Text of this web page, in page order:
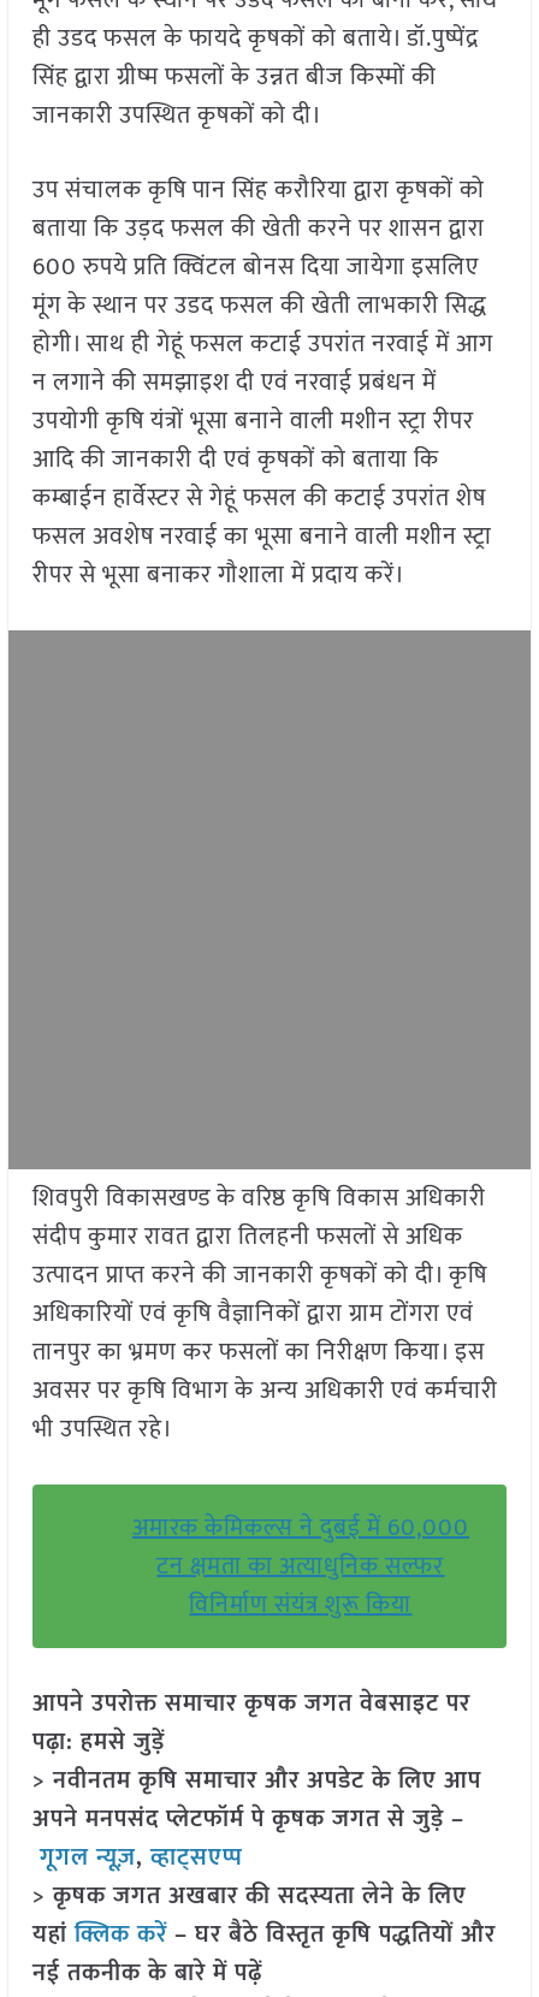
ही उडद फसल के फायदे कृषकों को बताये। डॉ.पुष्पेंद्र
सिंह द्वारा ग्रीष्म फसलों के उन्नत बीज किस्मों की
जानकारी उपस्थित कृषकों को दी।
उप संचालक कृषि पान सिंह करौरिया द्वारा कृषकों को
बताया कि उड़द फसल की खेती करने पर शासन द्वारा
600 रुपये प्रति क्विंटल बोनस दिया जायेगा इसलिए
मूंग के स्थान पर उडद फसल की खेती लाभकारी सिद्ध
होगी। साथ ही गेहूं फसल कटाई उपरांत नरवाई में आग
न लगाने की समझाइश दी एवं नरवाई प्रबंधन में
उपयोगी कृषि यंत्रों भूसा बनाने वाली मशीन स्ट्रा रीपर
आदि की जानकारी दी एवं कृषकों को बताया कि
कम्बाईन हार्वेस्टर से गेहूं फसल की कटाई उपरांत शेष
फसल अवशेष नरवाई का भूसा बनाने वाली मशीन स्ट्रा
रीपर से भूसा बनाकर गौशाला में प्रदाय करें।
शिवपुरी विकासखण्ड के वरिष्ठ कृषि विकास अधिकारी
संदीप कुमार रावत द्वारा तिलहनी फसलों से अधिक
उत्पादन प्राप्त करने की जानकारी कृषकों को दी। कृषि
अधिकारियों एवं कृषि वैज्ञानिकों द्वारा ग्राम टोंगरा एवं
तानपुर का भ्रमण कर फसलों का निरीक्षण किया। इस
अवसर पर कृषि विभाग के अन्य अधिकारी एवं कर्मचारी
भी उपस्थित रहे।
अमारक केमिकल्स ने दुबई में 60,000
टन क्षमता का अत्याधुनिक सल्फर
विनिर्माण संयंत्र शुरू किया
आपने उपरोक्त समाचार कृषक जगत वेबसाइट पर
पढ़ा: हमसे जुड़ें
> नवीनतम कृषि समाचार और अपडेट के लिए आप
अपने मनपसंद प्लेटफॉर्म पे कृषक जगत से जुड़े –
गूगल न्यूज़,व्हाट्सएप्प
> कृषक जगत अखबार की सदस्यता लेने के लिए
यहांक्लिक करें– घर बैठे विस्तृत कृषि पद्धतियों और
नई तकनीक के बारे में पढ़ें